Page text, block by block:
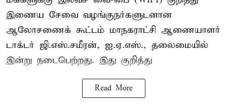
இணைய சேவை வழங்குநர்களுடனான
ஆலோசணைக் கூட்டம் மாநகராட்சி ஆணையாளர்
டாக்டர் ஜி.எஸ்.சமீரன், ஐ.ஏ.எஸ்., தலைமையில்
இன்று நடைபெற்றது. இது குறித்து
Read More